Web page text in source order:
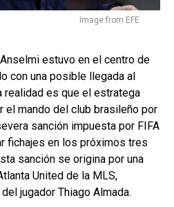
Image from EFE
estuvo en el centro de
con una posible llegada al
realidad es que el estratega
el mando del club brasileño por
sanción impuesta por FIFA
fichajes en los próximos tres
sanción se origina por una
United de la MLS,
jugador Thiago Almada.